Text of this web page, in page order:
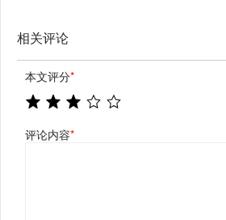
相关评论
本文评分*
评论内容*